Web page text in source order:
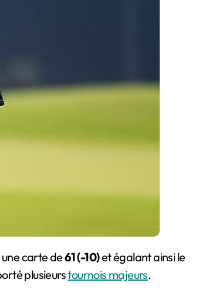
carte de61 (-10)et égalant ainsi le
plusieurstournois majeurs.